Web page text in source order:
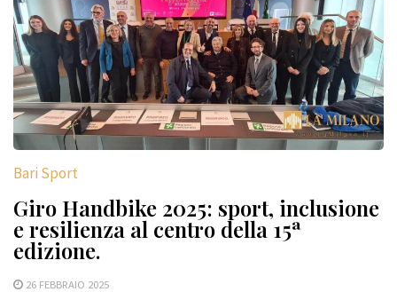
Bari Sport
Giro Handbike 2025: sport, inclusione
e resilienza al centro della 15ª
edizione.
26 FEBBRAIO 2025